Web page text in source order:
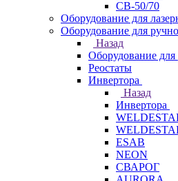
СВ-50/70
Оборудование для
Оборудование для
Назад
Оборудование
Реостаты
Инвертора
Назад
Инвертора
ESAB
NEON
СВАРОГ